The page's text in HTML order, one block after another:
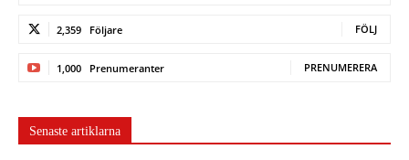
2,359 Följare FÖLJ
1,000 Prenumeranter PRENUMERERA
Senaste artiklarna